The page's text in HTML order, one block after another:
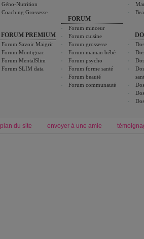
Géno-Nutrition
Coaching Grossesse
FORUM PREMIUM
Forum Savoir Maigrir
Forum Montignac
Forum MentalSlim
Forum SLIM data
FORUM
Forum minceur
Forum cuisine
Forum grossesse
Forum maman bébé
Forum psycho
Forum forme santé
Forum beauté
Forum communauté
plan du site envoyer à une amie